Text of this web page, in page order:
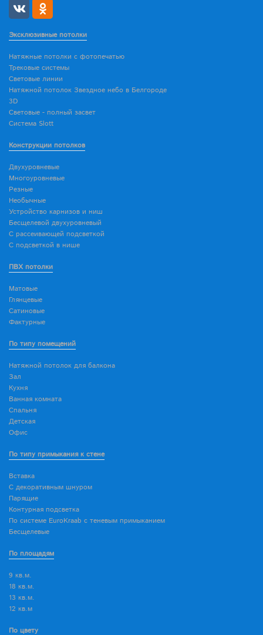
Эксклюзивные потолки
Натяжные потолки с фотопечатью
Трековые системы
Световые линии
Натяжной потолок Звездное небо в Белгороде
3D
Световые - полный засвет
Система Slott
Конструкции потолков
Двухуровневые
Многоуровневые
Резные
Необычные
Устройство карнизов и ниш
Бесщелевой двухуровневый
С рассеивающей подсветкой
С подсветкой в нише
ПВХ потолки
Матовые
Глянцевые
Сатиновые
Фактурные
По типу помещений
Натяжной потолок для балкона
Зал
Кухня
Ванная комната
Спальня
Детская
Офис
По типу примыкания к стене
Вставка
С декоративным шнуром
Парящие
Контурная подсветка
По системе EuroKraab с теневым примыканием
Бесщелевые
По площадям
9 кв.м.
18 кв.м.
13 кв.м.
12 кв.м
По цвету